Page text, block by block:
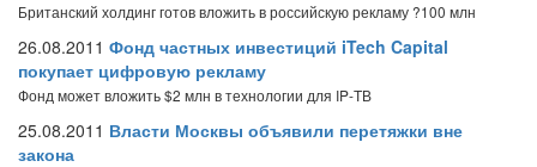
Британский холдинг готов вложить в российскую рекламу ?100 млн
26.08.2011 Фонд частных инвестиций iTech Capital
покупает цифровую рекламу
Фонд может вложить $2 млн в технологии для IP-ТВ
25.08.2011 Власти Москвы объявили перетяжки вне
закона